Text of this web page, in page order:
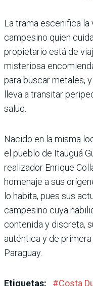
La trama escenifica la
campesino quien
propietario está de
misteriosa
para buscar metales,
lleva a transitar
salud.
Nacido en la misma
el pueblo de Itauguá
realizador Enrique
homenaje a sus
lo habita, pues sus
campesino cuya
contenida y discreta,
auténtica y de
Paraguay.
Etiquetas: #Costa